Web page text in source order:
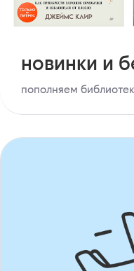
новинки и
пополняем